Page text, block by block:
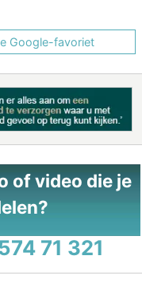
Google-favoriet
of video die je
71 321